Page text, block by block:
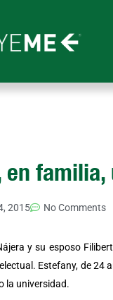
en
2015 No Comments
y su esposo
Estefany, de 24
la universidad.